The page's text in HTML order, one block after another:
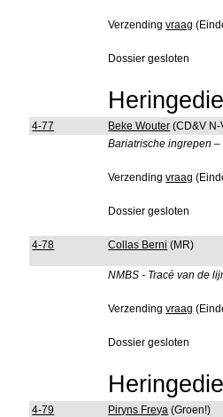
Verzendingvraag
Dossier gesloten
4-77 Beke Wouter (CD&V N-
Bariatrische ingrepen
Verzendingvraag
Dossier gesloten
4-78 Collas Berni (MR)
NMBS - Tracé van de
Verzendingvraag
Dossier gesloten
4-79 Piryns Freya (Groen!)